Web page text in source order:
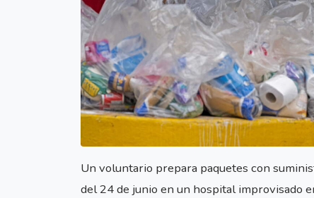
Un voluntario prepara paquetes con
del 24 de junio en un hospital improvisado